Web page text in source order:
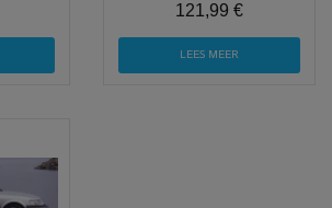
121,99 €
LEES MEER